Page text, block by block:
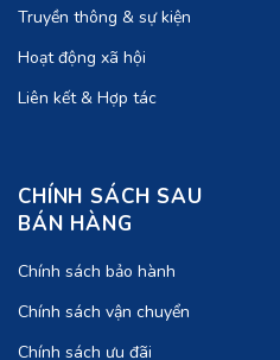
Truyền thông & sự kiện
Hoạt động xã hội
Liên kết & Hợp tác
CHÍNH SÁCH SAU
BÁN HÀNG
Chính sách bảo hành
Chính sách vận chuyển
Chính sách ưu đãi